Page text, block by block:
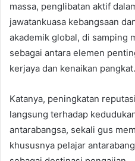
massa, penglibatan aktif
jawatankuasa kebangsaan
akademik global, di samping
sebagai antara elemen
kerjaya dan kenaikan pangkat.
Katanya, peningkatan
langsung terhadap
antarabangsa, sekali gus
khususnya pelajar